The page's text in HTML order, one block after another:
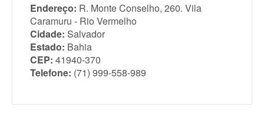
Endereço: R. Monte Conselho, 260. Vila
Caramuru - Rio Vermelho
Cidade: Salvador
Estado: Bahia
CEP: 41940-370
Telefone: (71) 999-558-989